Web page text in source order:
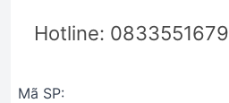
Hotline: 0833551679
Mã SP: